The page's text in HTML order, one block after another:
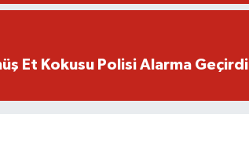
Et Kokusu Polisi Alarma Geçirdi